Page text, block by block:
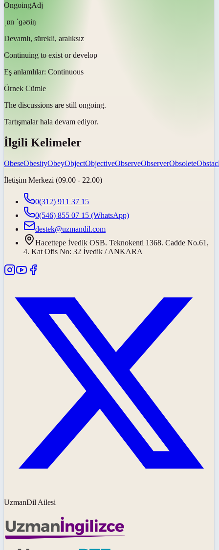
OngoingAdj
ˌɒn ˈɡəʊiŋ
Devamlı, sürekli, aralıksız
Continuing to exist or develop
Eş anlamlılar: Continuous
Örnek Cümle
The discussions are still ongoing.
Tartışmalar hala devam ediyor.
İlgili Kelimeler
ObeseObesityObeyObjectObjectiveObserveObserverObsolete
İletişim Merkezi (09.00 - 22.00)
0(312) 911 37 15
0(546) 855 07 15 (WhatsApp)
destek@uzmandil.com
Hacettepe İvedik OSB. Teknokenti 1368. Cadde No.61,
4. Kat Ofis No: 32 İvedik / ANKARA
UzmanDil Ailesi